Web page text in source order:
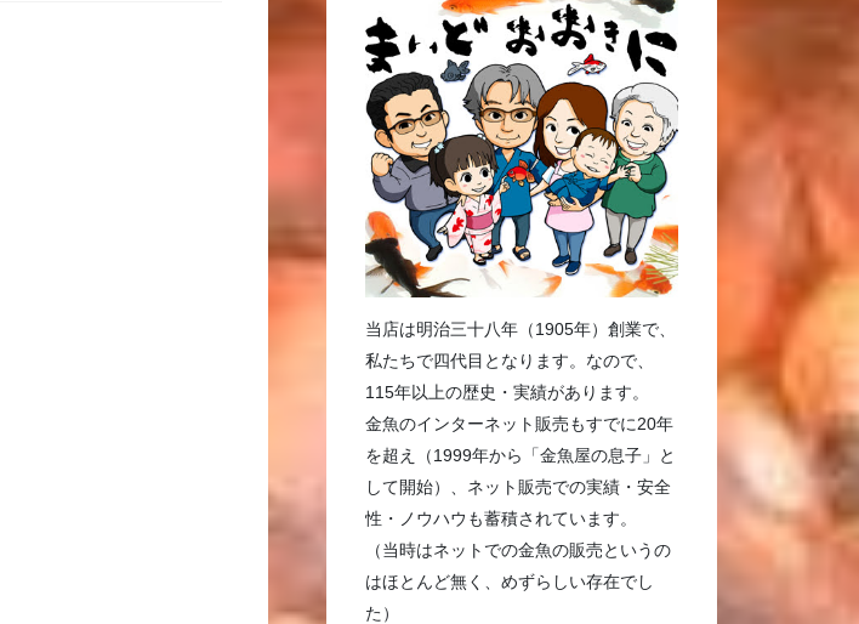
当店は明治三十八年（1905年）創業で、
私たちで四代目となります。なので、
115年以上の歴史・実績があります。
金魚のインターネット販売もすでに20年
を超え（1999年から「金魚屋の息子」と
して開始）、ネット販売での実績・安全
性・ノウハウも蓄積されています。
（当時はネットでの金魚の販売というの
はほとんど無く、めずらしい存在でし
た）